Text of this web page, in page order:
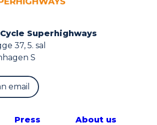
Superhighways
37, 5. sal
S
email
Press About us